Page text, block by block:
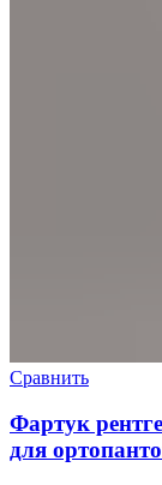
Сравнить
Фартук
для